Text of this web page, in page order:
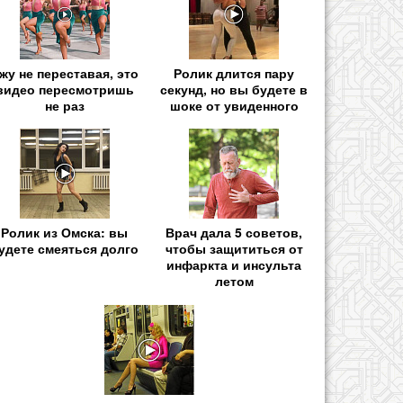
не переставая, это
пересмотришь
не раз
Ролик длится пару
секунд, но вы будете в
шоке от увиденного
Ролик из Омска: вы
смеяться долго
Врач дала 5 советов,
чтобы защититься от
инфаркта и инсульта
летом